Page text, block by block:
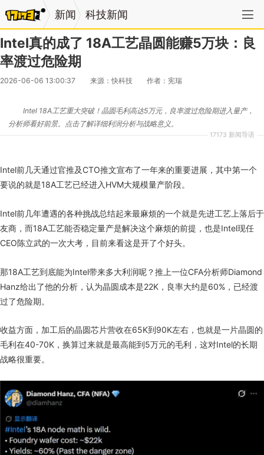
新闻 科技新闻
Intel真的成了 18A工艺晶圆能赚5万块：良
率渡过危险期
2026-06-06 13:00:37 来源：快科技 作者：宪瑞
17173 新闻导语
Intel 18A工艺重大突破！晶圆毛利高达5万元，良率渡过危险期进入量产，
分析师看好前景。点击了解详细利润分析与战略意义。
Intel前几天通过官推及CTO推文宣布了一年来的重要进展，其中第一个
要说的就是18A工艺已经进入HVM大规模量产阶段。
Intel前几年遭遇的各种挑战总结起来最麻烦的一个就是先进工艺上落后于
友商，而18A工艺能否稳定量产是解决这个麻烦的前提，也是Intel现任
CEO陈立武的一次大考，目前来看这是开了个好头。
那18A工艺到底能为Intel带来多大利润呢？推上一位CFA分析师Diamond
Hanz给出了他的分析，认为晶圆成本是22K，良率大约是60%，已经渡
过了危险期。
收益方面，加工后的晶圆芯片营收在65K到90K左右，也就是一片晶圆的
毛利在40-70K，换算过来就是最高能到5万元的毛利，这对Intel的长期
战略很重要。